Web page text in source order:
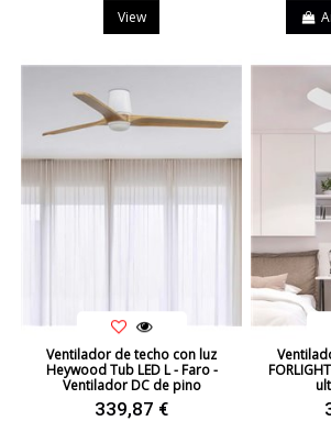
View
Ventilador de techo con luz
Heywood Tub LED L - Faro -
Ventilador DC de pino
339,87 €